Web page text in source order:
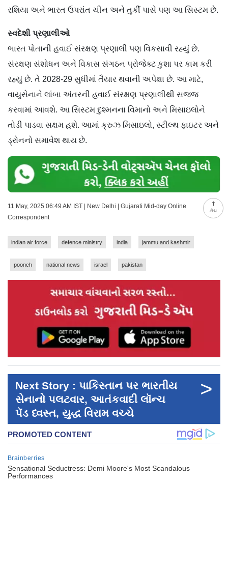
ટોચ
રશિયા અને ભારત ઉપરાંત ચીન અને તુર્કી પાસે પણ આ સિસ્ટમ છે.
સ્વદેશી પ્રણાલીઓ
ભારત પોતાની હવાઈ સંરક્ષણ પ્રણાલી પણ વિકસાવી રહ્યું છે.
સંરક્ષણ સંશોધન અને વિકાસ સંગઠન પ્રોજેક્ટ કુશા પર કામ કરી
રહ્યું છે. તે 2028-29 સુધીમાં તૈયાર થવાની અપેક્ષા છે. આ માટે,
વાયુસેનાને લાંબા અંતરની હવાઈ સંરક્ષણ પ્રણાલીથી સજ્જ
કરવામાં આવશે. આ સિસ્ટમ દુશ્મનના વિમાનો અને મિસાઇલોને
તોડી પાડવા સક્ષમ હશે. આમાં ક્રુઝ મિસાઇલો, સ્ટીલ્થ ફાઇટર અને
ડ્રોનનો સમાવેશ થાય છે.
11 May, 2025 06:49 AM IST | New Delhi | Gujarati Mid-day Online
Correspondent
indian air force defence ministry india jammu and kashmir
poonch national news israel pakistan
Next Story : પાકિસ્તાન પર ભારતીય
સેનાનો પલટવાર, આતંકવાદી લૉન્ચ
પૅડ ધ્વસ્ત, યુદ્ધ વિરામ વચ્ચે
>